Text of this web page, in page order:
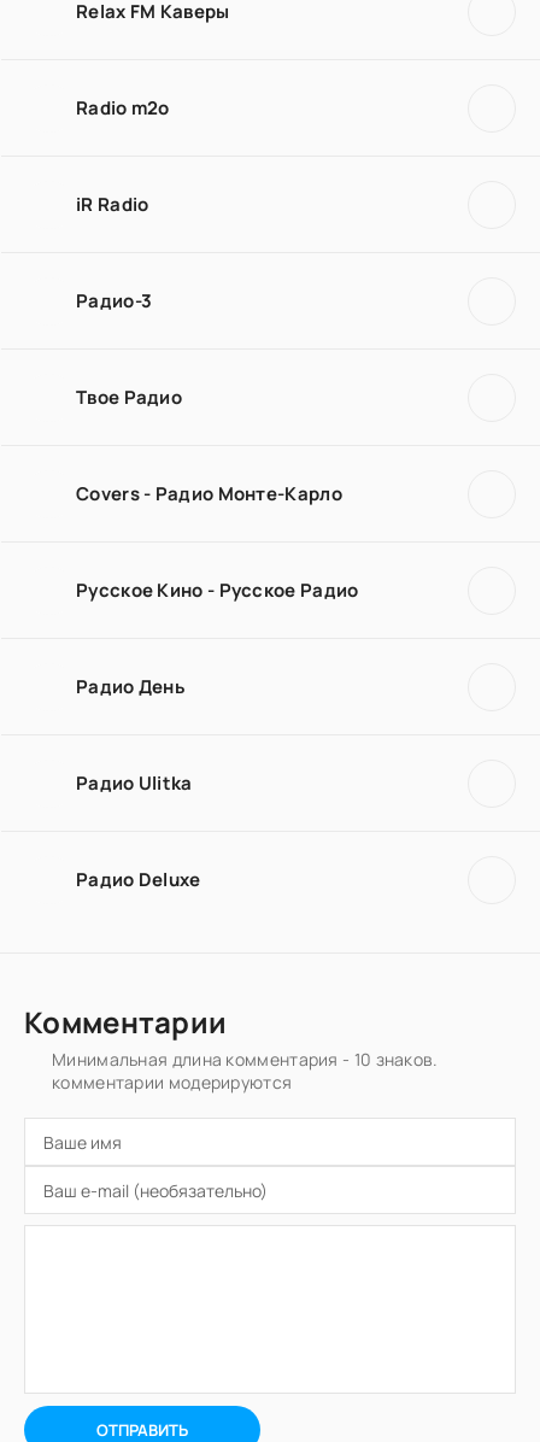
Relax FM Каверы
Radio m2o
iR Radio
Радио-3
Твое Радио
Covers - Радио Монте-Карло
Русское Кино - Русское Радио
Радио День
Радио Ulitka
Радио Deluxe
Комментарии
Минимальная длина комментария - 10 знаков.
комментарии модерируются
ОТПРАВИТЬ